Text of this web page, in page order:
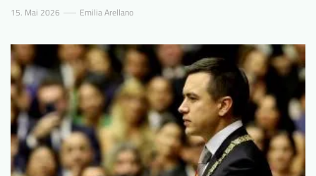
15. Mai 2026 Emilia Arellano